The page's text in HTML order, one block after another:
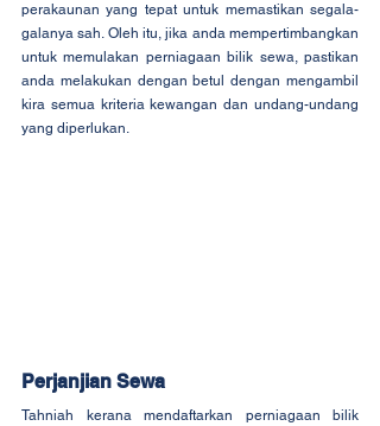
perakaunan yang tepat untuk memastikan segala-
galanya sah. Oleh itu, jika anda mempertimbangkan
untuk memulakan perniagaan bilik sewa, pastikan
anda melakukan dengan betul dengan mengambil
kira semua kriteria kewangan dan undang-undang
yang diperlukan.
Perjanjian Sewa
Tahniah kerana mendaftarkan perniagaan bilik